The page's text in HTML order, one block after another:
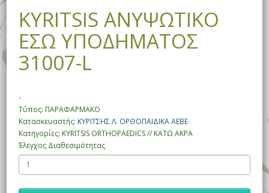
KYRITSIS ΑΝΥΨΩΤΙΚΟ
ΕΣΩ ΥΠΟΔΗΜΑΤΟΣ
31007-L
-
Τύπος: ΠΑΡΑΦΑΡΜΑΚΟ
Κατασκευαστής: ΚΥΡΙΤΣΗΣ Λ. ΟΡΘΟΠΑΙΔΙΚΑ ΑΕΒΕ
Κατηγορίες: KYRITSIS ORTHOPAEDICS // ΚΑΤΩ ΑΚΡΑ
Έλεγχος Διαθεσιμότητας